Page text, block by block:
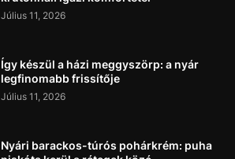
Július 11, 2026
Így készül a házi meggyszörp: a nyár
legfinomabb frissítője
Július 11, 2026
Nyári barackos-túrós pohárkrém: puha